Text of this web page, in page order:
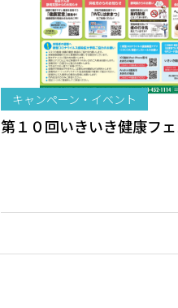
キャンペーン・イベント
第１０回いきいき健康フ